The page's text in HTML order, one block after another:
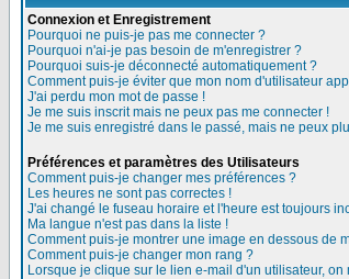
Connexion et Enregistrement
Pourquoi ne puis-je pas me connecter ?
Pourquoi n'ai-je pas besoin de m'enregistrer ?
Pourquoi suis-je déconnecté automatiquement ?
Comment puis-je éviter que mon nom d'utilisateur
J'ai perdu mon mot de passe !
Je me suis inscrit mais ne peux pas me connecter !
Je me suis enregistré dans le passé, mais ne peux
Préférences et paramètres des Utilisateurs
Comment puis-je changer mes préférences ?
Les heures ne sont pas correctes !
J'ai changé le fuseau horaire et l'heure est toujours
Ma langue n'est pas dans la liste !
Comment puis-je montrer une image en dessous de
Comment puis-je changer mon rang ?
Lorsque je clique sur le lien e-mail d'un utilisateur,